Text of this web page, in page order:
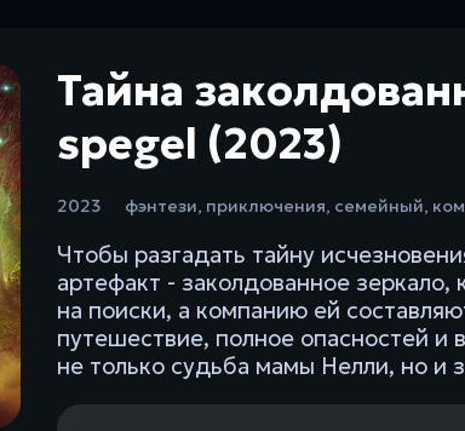
Тайна
spegel (2023)
2023 фэнтези, приключения, семейный,
Чтобы разгадать тайну
артефакт - заколдованное
на поиски, а компанию ей
путешествие, полное опасностей
не только судьба мамы Нелли, но и